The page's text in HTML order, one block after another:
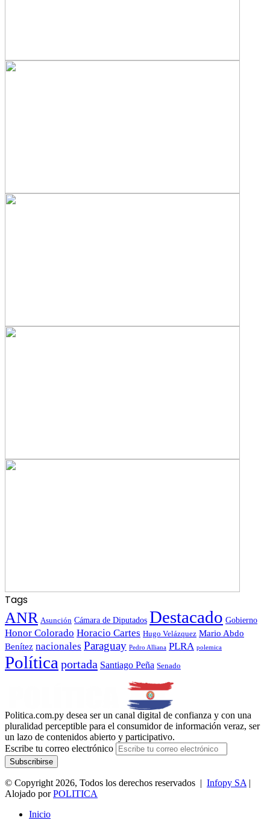
Tags
ANR Asunción Cámara de Diputados Destacado Gobierno
Honor Colorado Horacio Cartes Hugo Velázquez Mario Abdo
Benítez nacionales Paraguay Pedro Alliana PLRA polemica
Política portada Santiago Peña Senado
Politica.com.py desea ser un canal digital de confianza y con una
pluralidad perceptible para el consumidor de información veraz, ser
un lazo de contenidos abierto y participativo.
Escribe tu correo electrónico
© Copyright 2026, Todos los derechos reservados | Infopy SA |
Alojado porPOLITICA
Inicio